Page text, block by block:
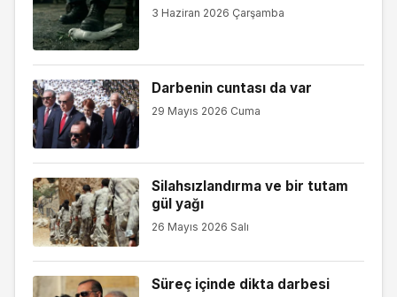
3 Haziran 2026 Çarşamba
Darbenin cuntası da var
29 Mayıs 2026 Cuma
Silahsızlandırma ve bir tutam
gül yağı
26 Mayıs 2026 Salı
Süreç içinde dikta darbesi